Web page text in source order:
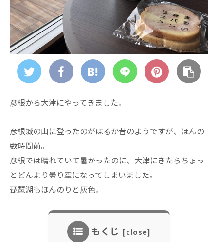
彦根から大津にやってきました。
彦根城の山に登ったのがはるか昔のようですが、ほんの
数時間前。
彦根では晴れていて暑かったのに、大津にきたらちょっ
とどんより曇り空になってしまいました。
琵琶湖もほんのりと灰色。
もくじ